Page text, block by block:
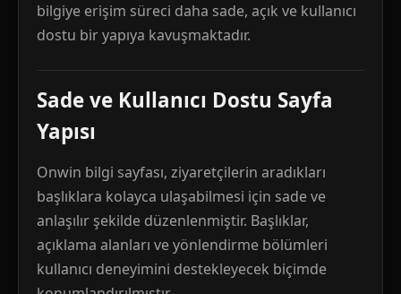
bilgiye erişim süreci daha sade, açık ve kullanıcı
dostu bir yapıya kavuşmaktadır.
Sade ve Kullanıcı Dostu Sayfa
Yapısı
Onwin bilgi sayfası, ziyaretçilerin aradıkları
başlıklara kolayca ulaşabilmesi için sade ve
anlaşılır şekilde düzenlenmiştir. Başlıklar,
açıklama alanları ve yönlendirme bölümleri
kullanıcı deneyimini destekleyecek biçimde